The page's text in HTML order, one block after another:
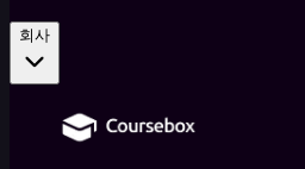
회사